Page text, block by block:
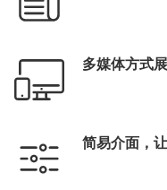
多媒体方式
简易介面，